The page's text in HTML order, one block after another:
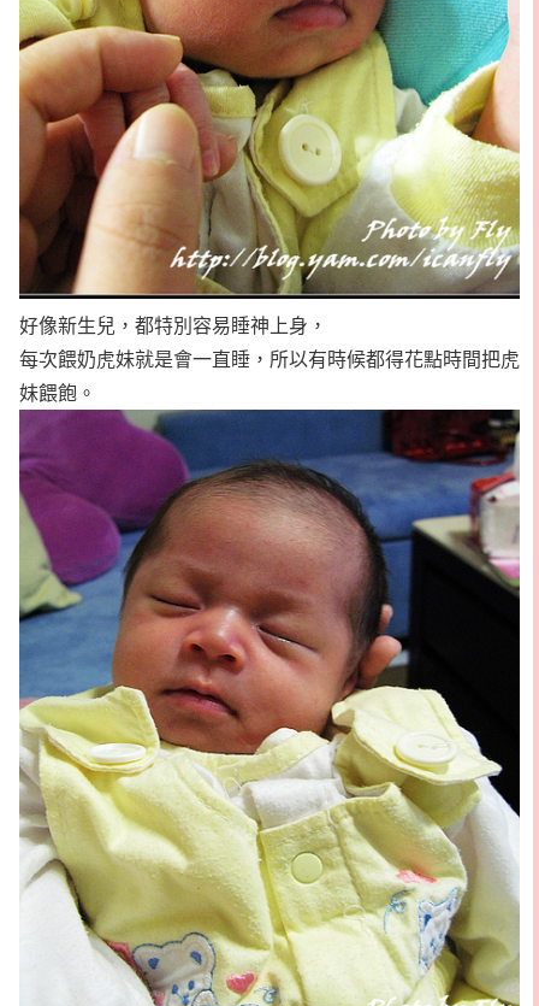
好像新生兒，都特別容易睡神上身，
每次餵奶虎妹就是會一直睡，所以有時候都得花點時間把虎
妹餵飽。